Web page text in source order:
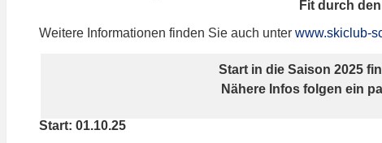
Fit durch
Weitere Informationen finden Sie auch unter www.skiclub-
Start in die Saison 2025
Nähere Infos folgen ein
Start: 01.10.25